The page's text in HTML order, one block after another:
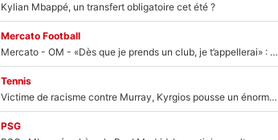
Kylian Mbappé, un transfert obligatoire cet été ?
Mercato Football
Mercato - OM - «Dès que je prends un club, je t’appellerai» : La promesse de Marcelino au moment de claquer la porte
Tennis
Victime de racisme contre Murray, Kyrgios pousse un énorme coup de gueule !
PSG